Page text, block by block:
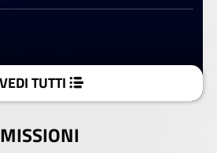
VEDI TUTTI